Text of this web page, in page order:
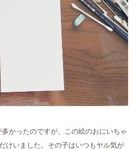
かったのですが、この絵のおにいちゃ
けいました。その子はいつもヤル気が